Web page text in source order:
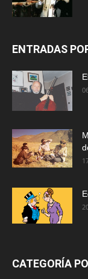
ENTRADAS
CATEGORÍA